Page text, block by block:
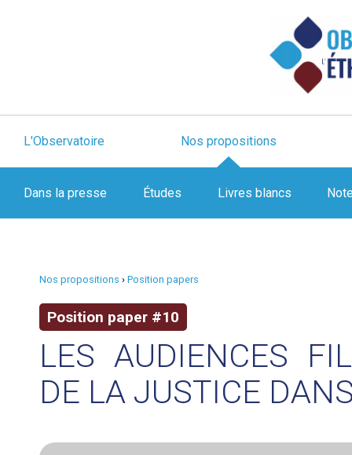
L'Observatoire Nos propositions
Dans la presse Études Livres blancs
Nos propositions › Position papers
Position paper #10
LES AUDIENCES
DE LA JUSTICE